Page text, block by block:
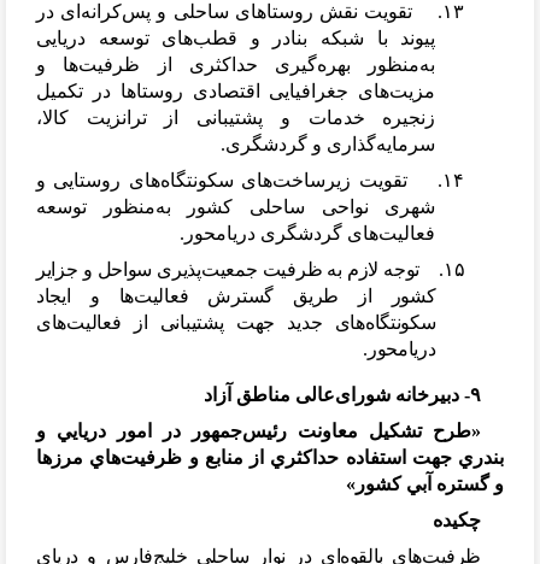
۱۳. تقویت نقش روستاهای ساحلی و پس
کرانه ای در
پیوند با شبکه بنادر و قطبهای توسعه دریایی
بهمنظور بهرهگیری حداکثری از ظرفیتها و
مزیتهای جغرافیایی اقتصادی روستاها در تکمیل
زنجیره خدمات و پشتیبانی از ترانزیت کالا،
سرمایهگذاری و گردشگری.
۱۴.
تقویت زیرساختهای سکونتگاههای روستایی و
شهری نواحی ساحلی کشور بهمنظور توسعه
فعالیتهای گردشگری دریامحور.
۱۵.
توجه لازم به ظرفیت جمعیتپذیری سواحل و جزایر
کشور از طریق گسترش فعالیتها و ایجاد
سکونتگاههای جدید جهت پشتیبانی از فعالیتهای
دریامحور.
۹- دبیرخانه شورای
عالی مناطق آزاد
«طرح تشكيل معاونت رئيسجمهور در امور دريايي و
بندري جهت استفاده حداكثري از منابع و ظرفيتهاي مرزها
و گستره آبي كشور»
چكيده
ظرفيتهاي بالقوه اي در نوار ساحلي خلیجفارس و درياي